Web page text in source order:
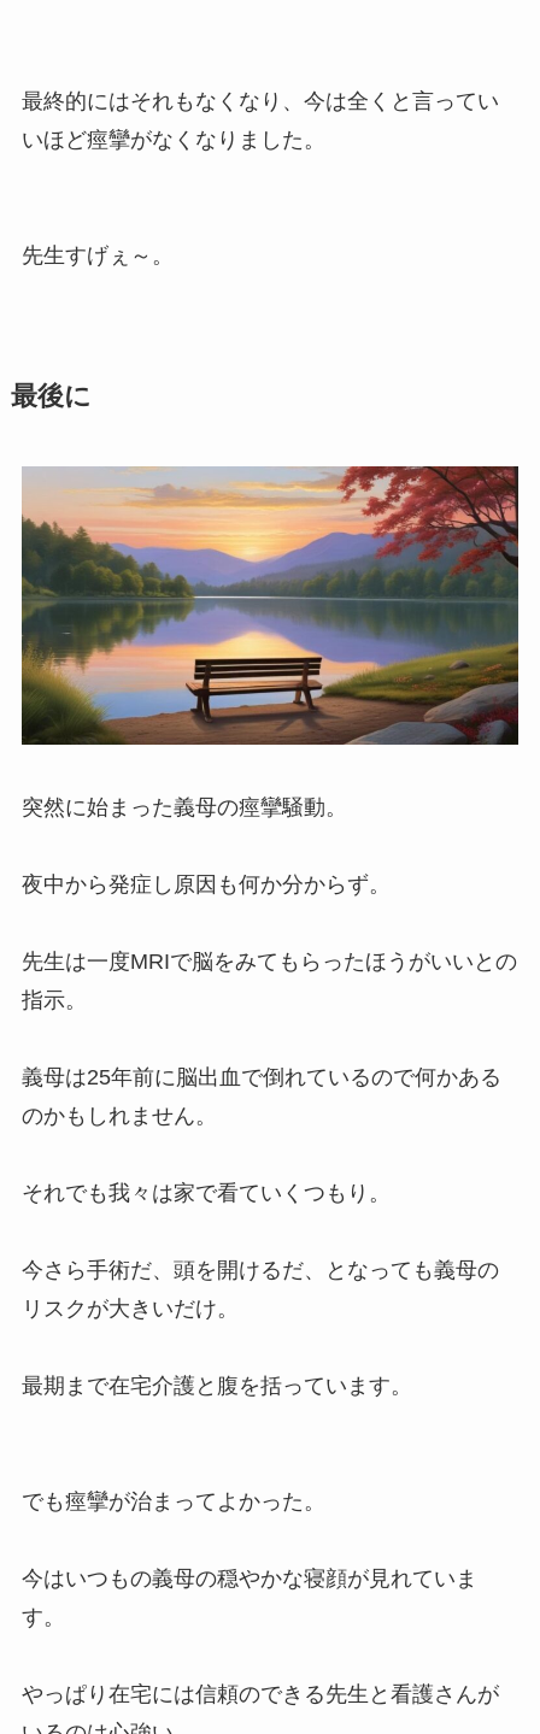
最終的にはそれもなくなり、今は全くと言ってい
いほど痙攣がなくなりました。
先生すげぇ～。
最後に
突然に始まった義母の痙攣騒動。
夜中から発症し原因も何か分からず。
先生は一度MRIで脳をみてもらったほうがいいとの
指示。
義母は25年前に脳出血で倒れているので何かある
のかもしれません。
それでも我々は家で看ていくつもり。
今さら手術だ、頭を開けるだ、となっても義母の
リスクが大きいだけ。
最期まで在宅介護と腹を括っています。
でも痙攣が治まってよかった。
今はいつもの義母の穏やかな寝顔が見れていま
す。
やっぱり在宅には信頼のできる先生と看護さんが